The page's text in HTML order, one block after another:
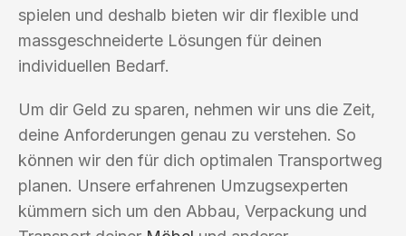
spielen und deshalb bieten wir dir flexible und
massgeschneiderte Lösungen für deinen
individuellen Bedarf.
Um dir Geld zu sparen, nehmen wir uns die Zeit,
deine Anforderungen genau zu verstehen. So
können wir den für dich optimalen Transportweg
planen. Unsere erfahrenen Umzugsexperten
kümmern sich um den Abbau, Verpackung und